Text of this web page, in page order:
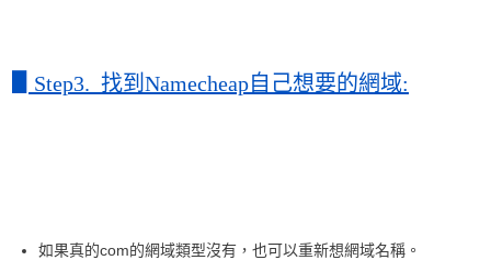
Step3. 找到Namecheap自己想要的網域:
如果真的com的網域類型沒有，也可以重新想網域名稱。